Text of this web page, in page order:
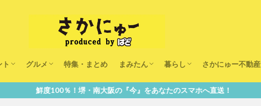
ト グルメ
ランチ
カフェ
特集・まとめ まみたん
まみたんイベント・おでかけ
習い事・キャンペーン
幼稚園・こども園・保育園
暮らし
医療
美容・健康
大人の習い事
キッズ
子供の教育
子供の習い事
おしごと
さかにゅー不動産
住宅
リフォーム
堺・南大阪の『今』をあなたのスマホへ直送！